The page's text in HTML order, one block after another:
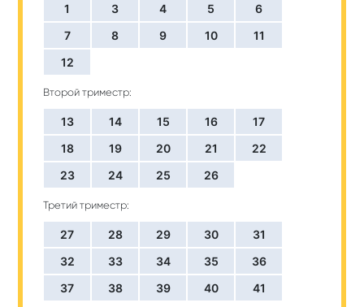
1 3 4 5
6
7
8 9 10
11
12
Второй триместр:
13 14 15 16
17
18
19 20 21
22
23
24 25 26
Третий триместр:
27 28 29 30
31
32
33 34 35
36
37
38 39 40 41